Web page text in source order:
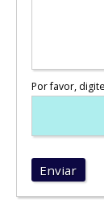
Por favor,
Enviar